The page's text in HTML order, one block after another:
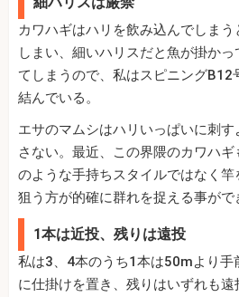
カワハギはハリを飲み込んでしま
しまい、細いハリスだと魚が掛か
てしまうので、私はスピニングB12
結んでいる。
エサのマムシはハリいっぱいに刺
さない。最近、この界隈のカワハ
のような手持ちスタイルではなく
狙う方が的確に群れを捉える事がで
1本は近投、残りは遠投
私は3、4本のうち1本は50mより手
に仕掛けを置き、残りはいずれも